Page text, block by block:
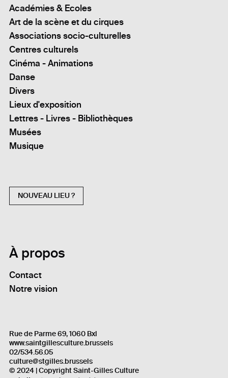
Académies & Ecoles
Art de la scène et du cirques
Associations socio-culturelles
Centres culturels
Cinéma - Animations
Danse
Divers
Lieux d'exposition
Lettres - Livres - Bibliothèques
Musées
Musique
NOUVEAU LIEU ?
À propos
Contact
Notre vision
Rue de Parme 69, 1060 Bxl
www.saintgillesculture.brussels
02/534.56.05
culture@stgilles.brussels
© 2024 | Copyright Saint-Gilles Culture